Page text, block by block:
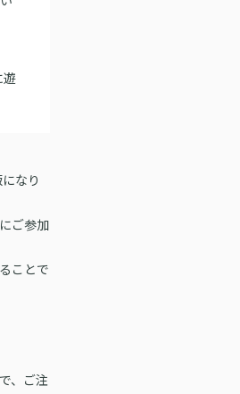
遊
なり
ご参加
ことで
、ご注